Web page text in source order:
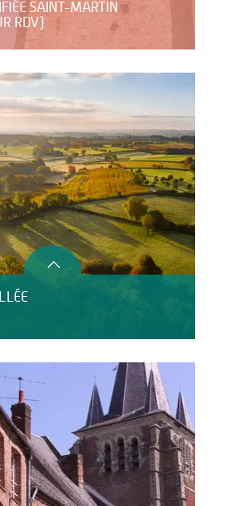
SAINT-MARTIN
RDV)